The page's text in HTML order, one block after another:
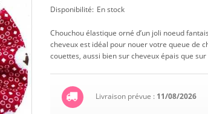
Disponibilité: En stock
Chouchou élastique orné d’un joli noeud
cheveux est idéal pour nouer votre queue de
couettes, aussi bien sur cheveux épais que
Livraison prévue : 11/08/2026